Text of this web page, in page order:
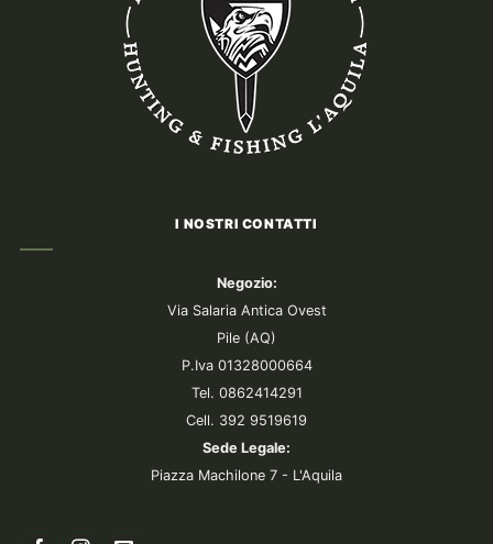
I NOSTRI CONTATTI
Negozio:
Via Salaria Antica Ovest
Pile (AQ)
P.Iva 01328000664
Tel. 0862414291
Cell. 392 9519619
Sede Legale:
Piazza Machilone 7 - L'Aquila